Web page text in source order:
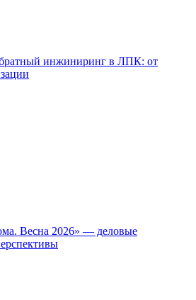
инжиниринг в ЛПК: от
Весна 2026» — деловые